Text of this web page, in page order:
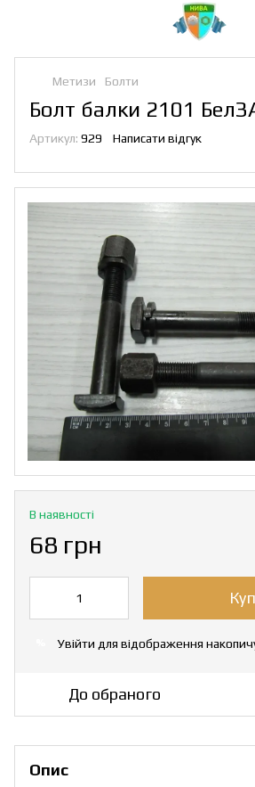
Метизи Болти
Болт балки 2101
Артикул: 929 Написати відгук
В наявності
68 грн
Увійти для відображення
До обраного
Опис